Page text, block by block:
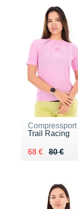
Compressport
Trail Racing
80 €
Au lieu de 80 €
68 €
Vendu 68 €